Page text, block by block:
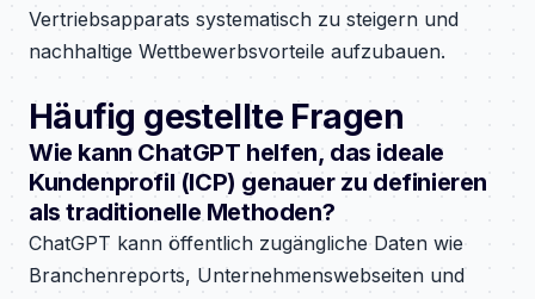
Vertriebsapparats systematisch zu steigern und
nachhaltige Wettbewerbsvorteile aufzubauen.
Häufig gestellte Fragen
Wie kann ChatGPT helfen, das ideale
Kundenprofil (ICP) genauer zu definieren
als traditionelle Methoden?
ChatGPT kann öffentlich zugängliche Daten wie
Branchenreports, Unternehmenswebseiten und